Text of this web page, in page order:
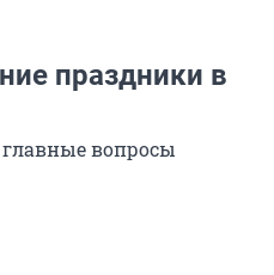
праздники в
вопросы